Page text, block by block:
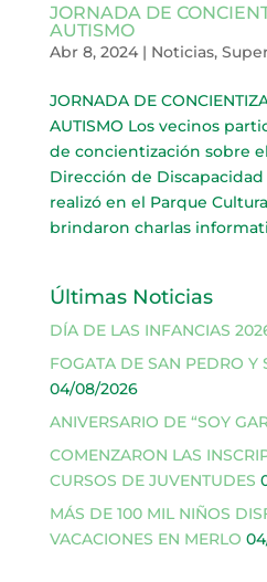
JORNADA DE
AUTISMO
Abr 8, 2024| Noticias,
JORNADA DE
AUTISMO Los vecinos
de concientización sobre
Dirección de
realizó en el Parque
brindaron charlas
Últimas Noticias
DÍA DE LAS INFANCIAS
FOGATA DE SAN PEDRO Y
04/08/2026
ANIVERSARIO DE “SOY
COMENZARON LAS
CURSOS DE JUVENTUDES
MÁS DE 100 MIL NIÑOS
VACACIONES EN MERLO